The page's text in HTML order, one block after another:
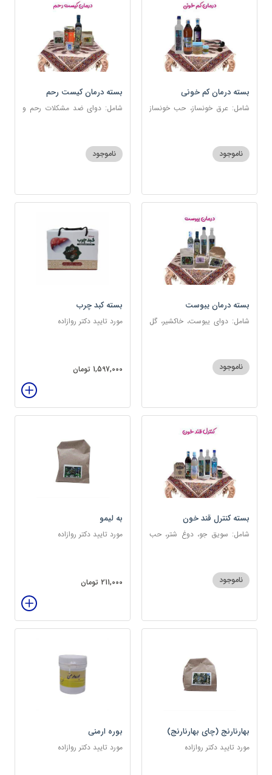
بسته درمان کم خونی
شامل: عرق خونساز، حب خونساز
ناموجود
بسته درمان کیست رحم
شامل: دوای ضد مشکلات رحم و
زیتون
ناموجود
بسته درمان یبوست
شامل: دوای یبوست، خاکشیر، گل
ناموجود
بسته کبد چرب
مورد تایید دکتر روازاده
1,597,000 تومان
بسته کنترل قند خون
شامل: سویق جو، دوغ شتر، حب
عسلی-عنصلی
ناموجود
به لیمو
مورد تایید دکتر روازاده
211,000 تومان
بهارنارنج (چای بهارنارنج)
مورد تایید دکتر روازاده
بوره ارمنی
مورد تایید دکتر روازاده